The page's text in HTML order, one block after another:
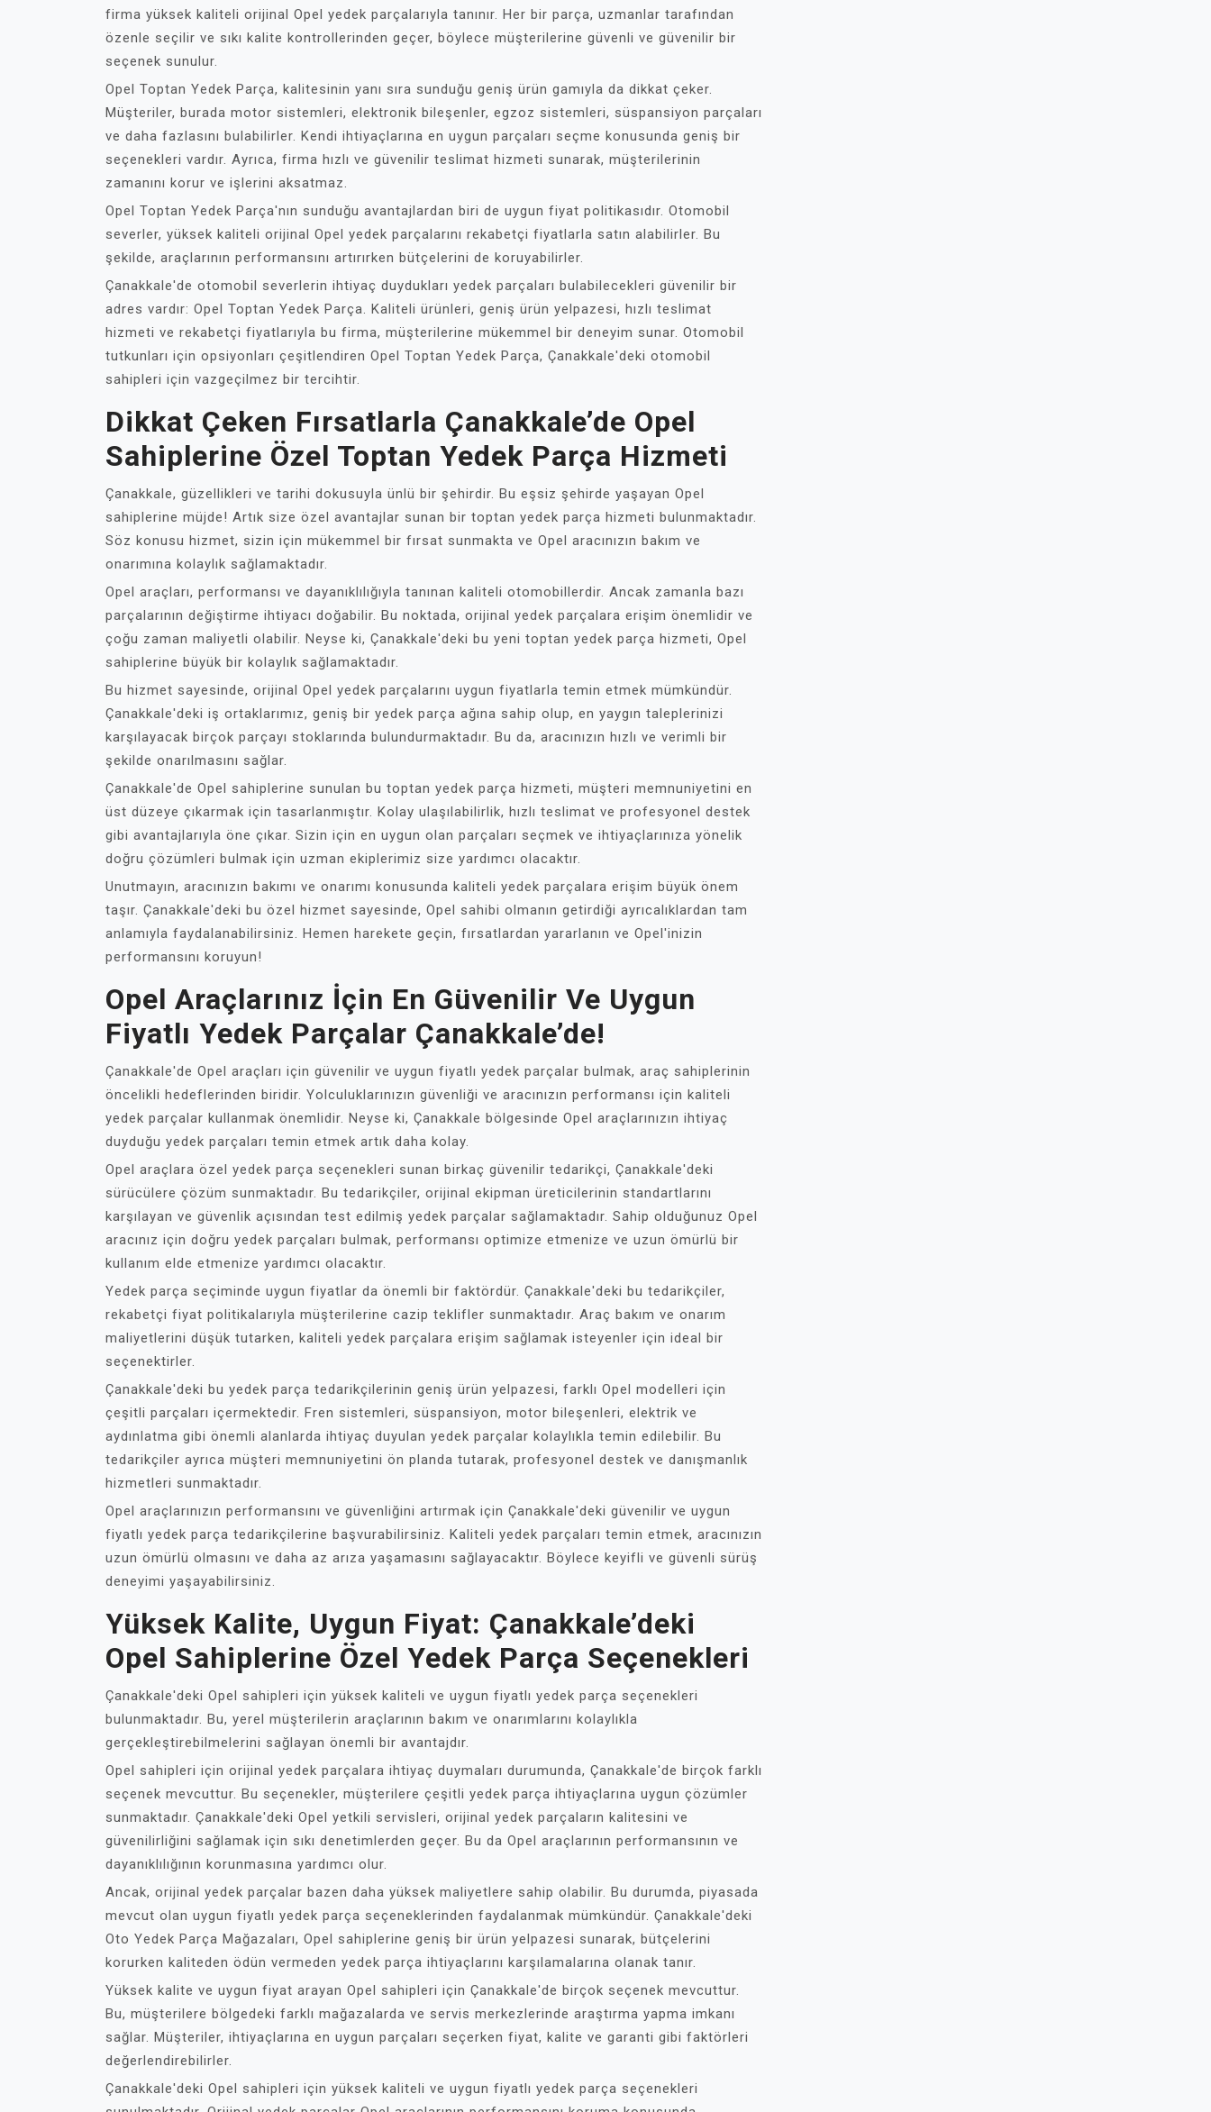
firma yüksek kaliteli orijinal Opel yedek parçalarıyla tanınır. Her bir parça, uzmanlar tarafından
özenle seçilir ve sıkı kalite kontrollerinden geçer, böylece müşterilerine güvenli ve güvenilir bir
seçenek sunulur.
Opel Toptan Yedek Parça, kalitesinin yanı sıra sunduğu geniş ürün gamıyla da dikkat çeker.
Müşteriler, burada motor sistemleri, elektronik bileşenler, egzoz sistemleri, süspansiyon parçaları
ve daha fazlasını bulabilirler. Kendi ihtiyaçlarına en uygun parçaları seçme konusunda geniş bir
seçenekleri vardır. Ayrıca, firma hızlı ve güvenilir teslimat hizmeti sunarak, müşterilerinin
zamanını korur ve işlerini aksatmaz.
Opel Toptan Yedek Parça'nın sunduğu avantajlardan biri de uygun fiyat politikasıdır. Otomobil
severler, yüksek kaliteli orijinal Opel yedek parçalarını rekabetçi fiyatlarla satın alabilirler. Bu
şekilde, araçlarının performansını artırırken bütçelerini de koruyabilirler.
Çanakkale'de otomobil severlerin ihtiyaç duydukları yedek parçaları bulabilecekleri güvenilir bir
adres vardır: Opel Toptan Yedek Parça. Kaliteli ürünleri, geniş ürün yelpazesi, hızlı teslimat
hizmeti ve rekabetçi fiyatlarıyla bu firma, müşterilerine mükemmel bir deneyim sunar. Otomobil
tutkunları için opsiyonları çeşitlendiren Opel Toptan Yedek Parça, Çanakkale'deki otomobil
sahipleri için vazgeçilmez bir tercihtir.
Dikkat Çeken Fırsatlarla Çanakkale’de Opel
Sahiplerine Özel Toptan Yedek Parça Hizmeti
Çanakkale, güzellikleri ve tarihi dokusuyla ünlü bir şehirdir. Bu eşsiz şehirde yaşayan Opel
sahiplerine müjde! Artık size özel avantajlar sunan bir toptan yedek parça hizmeti bulunmaktadır.
Söz konusu hizmet, sizin için mükemmel bir fırsat sunmakta ve Opel aracınızın bakım ve
onarımına kolaylık sağlamaktadır.
Opel araçları, performansı ve dayanıklılığıyla tanınan kaliteli otomobillerdir. Ancak zamanla bazı
parçalarının değiştirme ihtiyacı doğabilir. Bu noktada, orijinal yedek parçalara erişim önemlidir ve
çoğu zaman maliyetli olabilir. Neyse ki, Çanakkale'deki bu yeni toptan yedek parça hizmeti, Opel
sahiplerine büyük bir kolaylık sağlamaktadır.
Bu hizmet sayesinde, orijinal Opel yedek parçalarını uygun fiyatlarla temin etmek mümkündür.
Çanakkale'deki iş ortaklarımız, geniş bir yedek parça ağına sahip olup, en yaygın taleplerinizi
karşılayacak birçok parçayı stoklarında bulundurmaktadır. Bu da, aracınızın hızlı ve verimli bir
şekilde onarılmasını sağlar.
Çanakkale'de Opel sahiplerine sunulan bu toptan yedek parça hizmeti, müşteri memnuniyetini en
üst düzeye çıkarmak için tasarlanmıştır. Kolay ulaşılabilirlik, hızlı teslimat ve profesyonel destek
gibi avantajlarıyla öne çıkar. Sizin için en uygun olan parçaları seçmek ve ihtiyaçlarınıza yönelik
doğru çözümleri bulmak için uzman ekiplerimiz size yardımcı olacaktır.
Unutmayın, aracınızın bakımı ve onarımı konusunda kaliteli yedek parçalara erişim büyük önem
taşır. Çanakkale'deki bu özel hizmet sayesinde, Opel sahibi olmanın getirdiği ayrıcalıklardan tam
anlamıyla faydalanabilirsiniz. Hemen harekete geçin, fırsatlardan yararlanın ve Opel'inizin
performansını koruyun!
Opel Araçlarınız İçin En Güvenilir Ve Uygun
Fiyatlı Yedek Parçalar Çanakkale’de!
Çanakkale'de Opel araçları için güvenilir ve uygun fiyatlı yedek parçalar bulmak, araç sahiplerinin
öncelikli hedeflerinden biridir. Yolculuklarınızın güvenliği ve aracınızın performansı için kaliteli
yedek parçalar kullanmak önemlidir. Neyse ki, Çanakkale bölgesinde Opel araçlarınızın ihtiyaç
duyduğu yedek parçaları temin etmek artık daha kolay.
Opel araçlara özel yedek parça seçenekleri sunan birkaç güvenilir tedarikçi, Çanakkale'deki
sürücülere çözüm sunmaktadır. Bu tedarikçiler, orijinal ekipman üreticilerinin standartlarını
karşılayan ve güvenlik açısından test edilmiş yedek parçalar sağlamaktadır. Sahip olduğunuz Opel
aracınız için doğru yedek parçaları bulmak, performansı optimize etmenize ve uzun ömürlü bir
kullanım elde etmenize yardımcı olacaktır.
Yedek parça seçiminde uygun fiyatlar da önemli bir faktördür. Çanakkale'deki bu tedarikçiler,
rekabetçi fiyat politikalarıyla müşterilerine cazip teklifler sunmaktadır. Araç bakım ve onarım
maliyetlerini düşük tutarken, kaliteli yedek parçalara erişim sağlamak isteyenler için ideal bir
seçenektirler.
Çanakkale'deki bu yedek parça tedarikçilerinin geniş ürün yelpazesi, farklı Opel modelleri için
çeşitli parçaları içermektedir. Fren sistemleri, süspansiyon, motor bileşenleri, elektrik ve
aydınlatma gibi önemli alanlarda ihtiyaç duyulan yedek parçalar kolaylıkla temin edilebilir. Bu
tedarikçiler ayrıca müşteri memnuniyetini ön planda tutarak, profesyonel destek ve danışmanlık
hizmetleri sunmaktadır.
Opel araçlarınızın performansını ve güvenliğini artırmak için Çanakkale'deki güvenilir ve uygun
fiyatlı yedek parça tedarikçilerine başvurabilirsiniz. Kaliteli yedek parçaları temin etmek, aracınızın
uzun ömürlü olmasını ve daha az arıza yaşamasını sağlayacaktır. Böylece keyifli ve güvenli sürüş
deneyimi yaşayabilirsiniz.
Yüksek Kalite, Uygun Fiyat: Çanakkale’deki
Opel Sahiplerine Özel Yedek Parça Seçenekleri
Çanakkale'deki Opel sahipleri için yüksek kaliteli ve uygun fiyatlı yedek parça seçenekleri
bulunmaktadır. Bu, yerel müşterilerin araçlarının bakım ve onarımlarını kolaylıkla
gerçekleştirebilmelerini sağlayan önemli bir avantajdır.
Opel sahipleri için orijinal yedek parçalara ihtiyaç duymaları durumunda, Çanakkale'de birçok farklı
seçenek mevcuttur. Bu seçenekler, müşterilere çeşitli yedek parça ihtiyaçlarına uygun çözümler
sunmaktadır. Çanakkale'deki Opel yetkili servisleri, orijinal yedek parçaların kalitesini ve
güvenilirliğini sağlamak için sıkı denetimlerden geçer. Bu da Opel araçlarının performansının ve
dayanıklılığının korunmasına yardımcı olur.
Ancak, orijinal yedek parçalar bazen daha yüksek maliyetlere sahip olabilir. Bu durumda, piyasada
mevcut olan uygun fiyatlı yedek parça seçeneklerinden faydalanmak mümkündür. Çanakkale'deki
Oto Yedek Parça Mağazaları, Opel sahiplerine geniş bir ürün yelpazesi sunarak, bütçelerini
korurken kaliteden ödün vermeden yedek parça ihtiyaçlarını karşılamalarına olanak tanır.
Yüksek kalite ve uygun fiyat arayan Opel sahipleri için Çanakkale'de birçok seçenek mevcuttur.
Bu, müşterilere bölgedeki farklı mağazalarda ve servis merkezlerinde araştırma yapma imkanı
sağlar. Müşteriler, ihtiyaçlarına en uygun parçaları seçerken fiyat, kalite ve garanti gibi faktörleri
değerlendirebilirler.
Çanakkale'deki Opel sahipleri için yüksek kaliteli ve uygun fiyatlı yedek parça seçenekleri